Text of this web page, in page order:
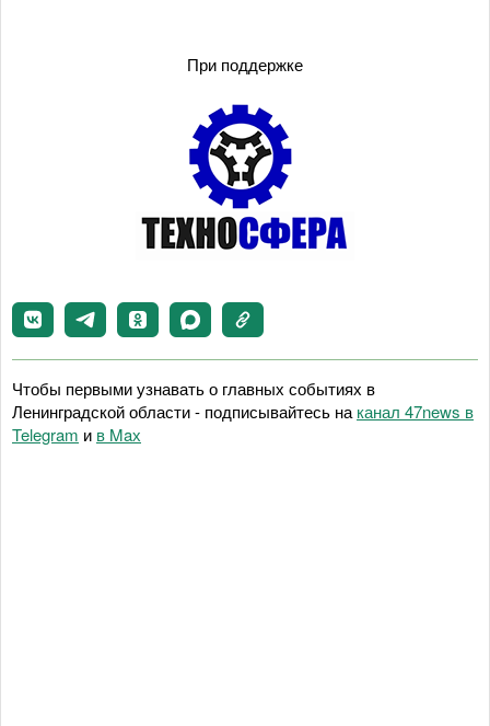
При поддержке
Чтобы первыми узнавать о главных событиях в
Ленинградской области - подписывайтесь на канал 47news в
Telegram и в Maх